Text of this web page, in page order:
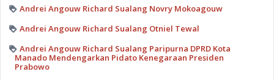
Andrei Angouw Richard Sualang Novry Mokoagouw
Andrei Angouw Richard Sualang Otniel Tewal
Andrei Angouw Richard Sualang Paripurna DPRD Kota
Manado Mendengarkan Pidato Kenegaraan Presiden
Prabowo